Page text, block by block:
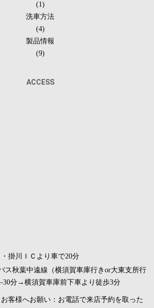
(1)
洗車方法
(4)
製品情報
(9)
ACCESS
・掛川ＩＣより車で20分
ス秋葉中遠線（横須賀車庫行きor大東支所行
分→横須賀車庫前下車より徒歩3分
お客様へお願い：お電話で来店予約を取った